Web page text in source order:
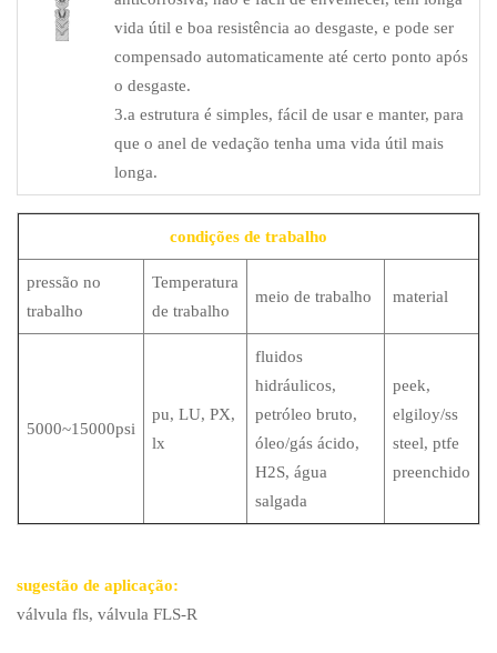
vida útil e boa resistência ao desgaste, e pode ser
compensado automaticamente até certo ponto após
o desgaste.
3.a estrutura é simples, fácil de usar e manter, para
que o anel de vedação tenha uma vida útil mais
longa.
condições de trabalho
pressão no
trabalho
Temperatura
de trabalho
meio de trabalho material
5000~15000psi
pu, LU, PX,
lx
fluidos
hidráulicos,
petróleo bruto,
óleo/gás ácido,
H2S, água
salgada
peek,
elgiloy/ss
steel, ptfe
preenchido
sugestão de aplicação:
válvula fls, válvula FLS-R